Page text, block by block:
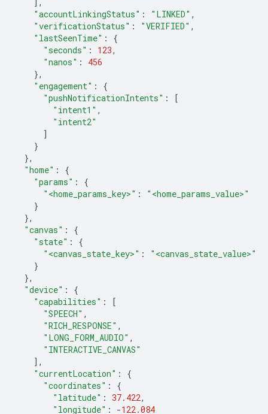
"accountLinkingStatus" : "LINKED" ,
"verificationStatus" : "VERIFIED" ,
"lastSeenTime" :
{
"seconds" : 123,
"nanos" :
456
},
"engagement" :
{
"pushNotificationIntents" :
[
"intent1" ,
"intent2"
]
}
},
"home" :
{
"params" :
{
"<home_params_key>" :
"<home_params_value>"
}
},
"canvas" :
{
"state" :
{
"<canvas_state_key>" :
"<canvas_state_value>"
}
},
"device" :
{
"capabilities" :
[
"SPEECH" ,
"RICH_RESPONSE" ,
"LONG_FORM_AUDIO" ,
"INTERACTIVE_CANVAS"
],
"currentLocation" :
{
"coordinates" :
{
"latitude" : 37.422,
"longitude" : -122.084